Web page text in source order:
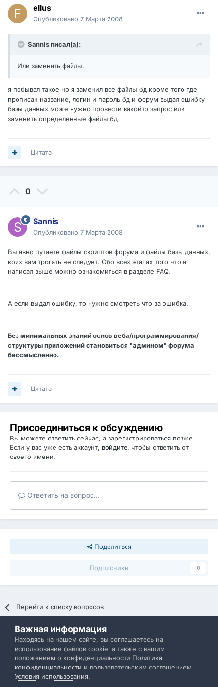
ellus
Опубликовано 7 Марта 2008
Sannis писал(а):
Или заменять файлы.
я побывал такое но я заменил все файлы бд кроме того где
прописан название, логин и пароль бд и форум выдал ошибку
базы данных може нужно провести какойто запрос или
заменить определенные файлы бд
Цитата
0
Sannis
Опубликовано 7 Марта 2008
Вы явно путаете файлы скриптов форума и файлы базы данных,
коих вам трогать не следует. Обо всех этапах того что я
написал выше можно ознакомиться в разделе FAQ.
А если выдал ошибку, то нужно смотреть что за ошибка.
Без минимальных знаний основ веба/программирования/
структуры приложений становиться "админом" форума
бессмысленно.
Цитата
Присоединиться к обсуждению
Вы можете ответить сейчас, а зарегистрироваться позже.
Если у вас уже есть аккаунт, войдите, чтобы ответить от
своего имени.
Ответить на вопрос...
Поделиться
Подписчики 0
Перейти к списку вопросов
Политика конфиденциальности Обратная связь
IBResource
Powered by Invision Community
Важная информация
Находясь на нашем сайте, вы соглашаетесь на
использование файлов cookie, а также с нашим
положением о конфиденциальности Политика
конфиденциальности и пользовательским соглашением
Условия использования.